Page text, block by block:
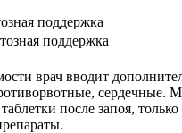
поддержка
врач вводит
сердечные.
после запоя,